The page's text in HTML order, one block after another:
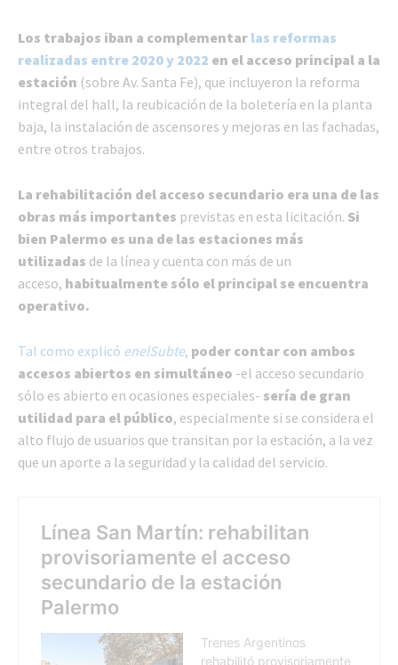
Los trabajos iban a complementar las reformas
realizadas entre 2020 y 2022 en el acceso principal a la
estación (sobre Av. Santa Fe), que incluyeron la reforma
integral del hall, la reubicación de la boletería en la planta
baja, la instalación de ascensores y mejoras en las fachadas,
entre otros trabajos.
La rehabilitación del acceso secundario era una de las
obras más importantes previstas en esta licitación. Si
bien Palermo es una de las estaciones más
utilizadas de la línea y cuenta con más de un
acceso, habitualmente sólo el principal se encuentra
operativo.
Tal como explicó enelSubte, poder contar con ambos
accesos abiertos en simultáneo -el acceso secundario
sólo es abierto en ocasiones especiales- sería de gran
utilidad para el público, especialmente si se considera el
alto flujo de usuarios que transitan por la estación, a la vez
que un aporte a la seguridad y la calidad del servicio.